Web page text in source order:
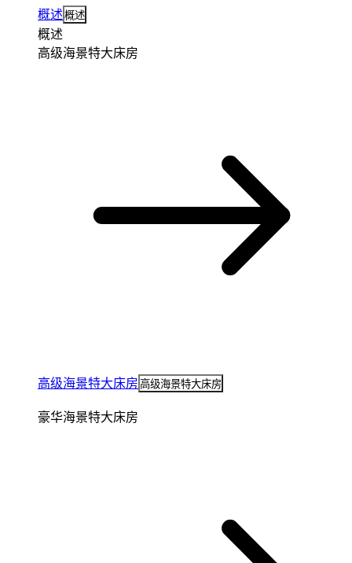
概述 概述
概述
高级海景特大床房
高级海景特大床房 高级海景特大床房
豪华海景特大床房